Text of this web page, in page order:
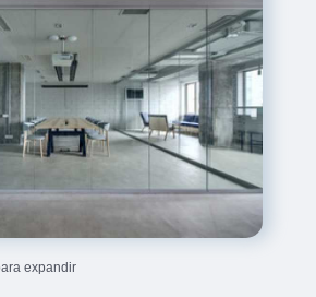
expandir